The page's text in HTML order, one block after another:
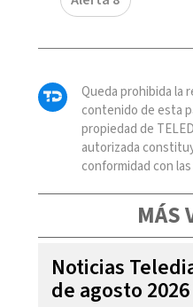
Queda prohibida la
contenido de esta
propiedad de
autorizada
conformidad con
MÁS
Noticias
de agosto 2026